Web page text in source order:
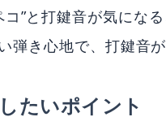
”と打鍵音が気になる
弾き心地で、打鍵音
たいポイント